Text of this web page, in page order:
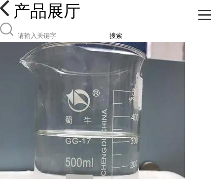
产品展厅
搜索